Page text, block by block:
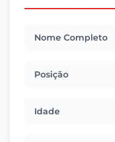
Nome Completo
Posição
Idade